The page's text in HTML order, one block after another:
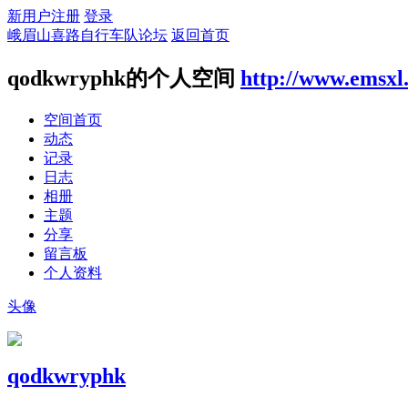
新用户注册 登录
峨眉山喜路自行车队论坛 返回首页
qodkwryphk的个人空间 http://
空间首页
动态
记录
日志
相册
主题
分享
留言板
个人资料
头像
qodkwryphk